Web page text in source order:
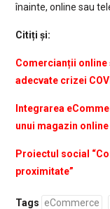
înainte, online sau
Citiți și:
Comercianții online
adecvate crizei
Integrarea
unui magazin
Proiectul social
proximitate”
Tags eCommerce